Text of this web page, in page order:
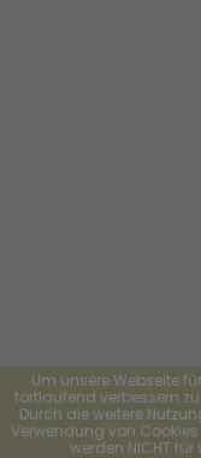
Um unsere Webseite
fortlaufend verbessern
Durch die weitere
Verwendung von
werden NICHT